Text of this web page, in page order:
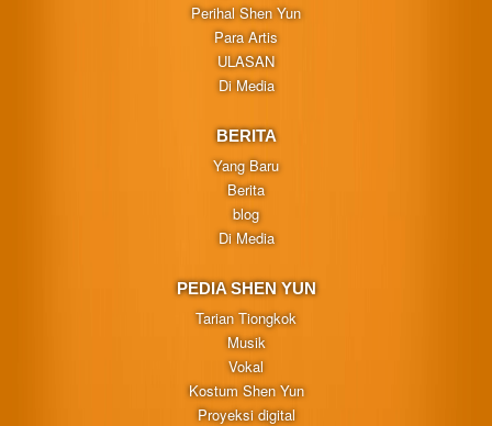
Perihal Shen Yun
Para Artis
ULASAN
Di Media
BERITA
Yang Baru
Berita
blog
Di Media
PEDIA SHEN YUN
Tarian Tiongkok
Musik
Vokal
Kostum Shen Yun
Proyeksi digital